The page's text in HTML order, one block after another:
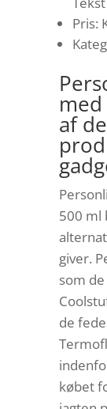
Pris:
af
500 ml
giver.
som
de
købet